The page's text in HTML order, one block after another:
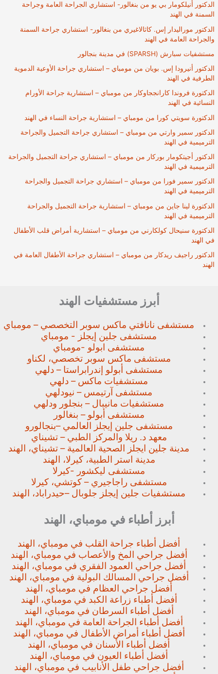
الدكتور أنيلكومار بي يو من بنغالور- استشاري الجراحة العامة وجراحة
السمنة في الهند
الدكتور موراليدار إس. كاثالاغيري من بنغالور- استشاري جراحة السمنة
والجراحة العامة في الهند
مستشفيات سبارش (SPARSH) في مدينة بنجالور
الدكتور أنيرودا إس. بويان من مومباي – استشاري جراحة الأوعية الدموية
الطرفية في الهند
الدكتورة فروندا كارانججاوكار من مومباي – استشارية جراحة الأورام
النسائية في الهند
الدكتورة سويتي كورا من مومباي – استشارية جراحة النساء في الهند
الدكتور سمير وارتي من مومباي – استشاري جراحة التجميل والجراحة
الترميمية في الهند
الدكتور أجيتكومار بوركار من مومباي – استشاري جراحة التجميل والجراحة
الترميمية في الهند
الدكتور سمير فورا من مومباي – استشاري جراحة التجميل والجراحة
الترميمية في الهند
الدكتورة لينا جاين من مومباي – استشارية جراحة التجميل والجراحة
الترميمية في الهند
الدكتورة سنيحال كولكارني من مومباي – استشارية أمراض قلب الأطفال
في الهند
الدكتور راجيف ريدكار من مومباي – استشاري جراحة الأطفال العامة في
الهند
أبرز مستشفيات الهند
مستشفى نانافتي ماكس سوبر التخصصي – مومباي
مستشفى جلين إيجلز - مومباي
مستشفى ابولو -مومباي
مستشفى ماكس سوبر تخصصي، لكناو
مستشفى أبولو إندرابراستا – دلهي
مستشفيات ماكس – دلهي
مستشفى آرتيمس – نيودلهي
مستشفيات مانيبال – بنجلور ودلهي
مستشفى أبولو – بنغالور
مستشفى جلين إيجلز العالمي –بنجالورو
معهد د. ريلا والمركز الطبي – تشيناي
مدينة جلين ايجلز الصحية العالمية – تشيناي، الهند
مدينة استر الطبية، كيرلا، الهند
مستشفى ليكشور -كيرلا
مستشفى راجاجيري – كوتشي، كيرلا
مستشفيات جلين إيجلز جلوبال –حيدراباد، الهند
أبرز أطباء في مومباي، الهند
أفضل أطباء جراحة القلب في مومباي، الهند
أفضل جراحي المخ والأعصاب في مومباي، الهند
أفضل جراحي العمود الفقري في مومباي، الهند
أفضل جراحي المسالك البولية في مومباي، الهند
أفضل جراحي العظام في مومباي، الهند
أفضل أطباء زراعة الكبد في مومباي، الهند
أفضل أطباء السرطان في مومباي، الهند
أفضل أطباء الجراحة العامة في مومباي، الهند
أفضل أطباء أمراض الأطفال في مومباي، الهند
أفضل أطباء الأسنان في مومباي، الهند
أفضل أطباء العيون في مومباي، الهند
أفضل جراحي طفل الأنابيب في مومباي، الهند